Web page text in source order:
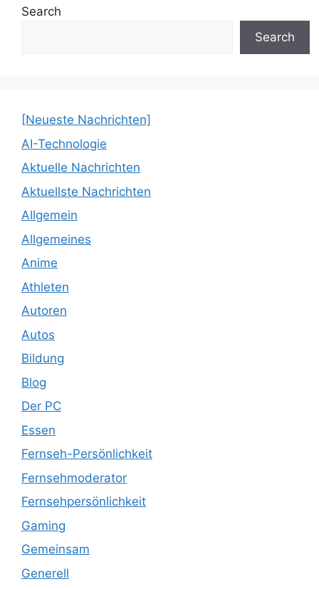
Search
Search
[Neueste Nachrichten]
AI-Technologie
Aktuelle Nachrichten
Aktuellste Nachrichten
Allgemein
Allgemeines
Anime
Athleten
Autoren
Autos
Bildung
Blog
Der PC
Essen
Fernseh-Persönlichkeit
Fernsehmoderator
Fernsehpersönlichkeit
Gaming
Gemeinsam
Generell